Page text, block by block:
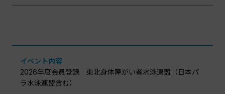
イベント内容
2026年度会員登録 東北身体障がい者水泳連盟（日本パ
ラ水泳連盟含む）